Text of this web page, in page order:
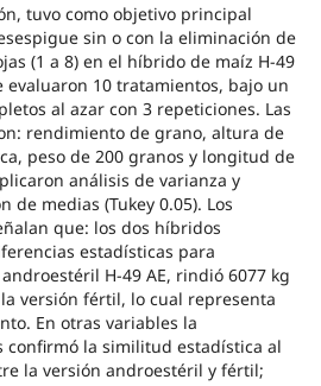
tuvo como objetivo principal
sin o con la eliminación de
(1 a 8) en el híbrido de maíz H-49
evaluaron 10 tratamientos, bajo un
al azar con 3 repeticiones. Las
rendimiento de grano, altura de
peso de 200 granos y longitud de
análisis de varianza y
de medias (Tukey 0.05). Los
que: los dos híbridos
estadísticas para
H-49 AE, rindió 6077 kg
versión fértil, lo cual representa
En otras variables la
confirmó la similitud estadística al
la versión androestéril y fértil;